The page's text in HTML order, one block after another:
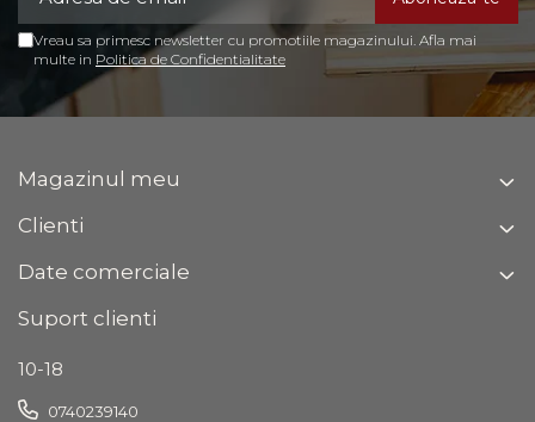
Vreau sa primesc newsletter cu promotiile magazinului. Afla mai
multe in Politica de Confidentialitate
Magazinul meu
Clienti
Date comerciale
Suport clienti
10-18
0740239140